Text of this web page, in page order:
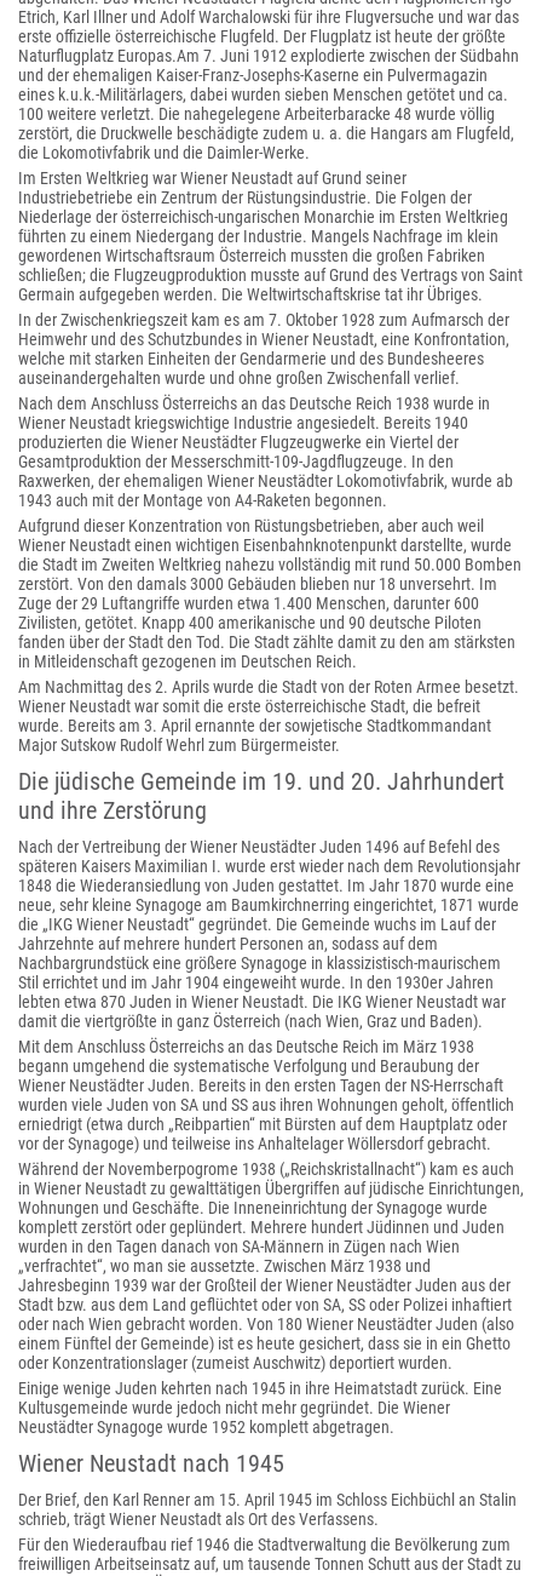
Etrich, Karl Illner und Adolf Warchalowski für ihre Flugversuche und war das
erste offizielle österreichische Flugfeld. Der Flugplatz ist heute der größte
Naturflugplatz Europas.Am 7. Juni 1912 explodierte zwischen der Südbahn
und der ehemaligen Kaiser-Franz-Josephs-Kaserne ein Pulvermagazin
eines k.u.k.-Militärlagers, dabei wurden sieben Menschen getötet und ca.
100 weitere verletzt. Die nahegelegene Arbeiterbaracke 48 wurde völlig
zerstört, die Druckwelle beschädigte zudem u. a. die Hangars am Flugfeld,
die Lokomotivfabrik und die Daimler-Werke.
Im Ersten Weltkrieg war Wiener Neustadt auf Grund seiner
Industriebetriebe ein Zentrum der Rüstungsindustrie. Die Folgen der
Niederlage der österreichisch-ungarischen Monarchie im Ersten Weltkrieg
führten zu einem Niedergang der Industrie. Mangels Nachfrage im klein
gewordenen Wirtschaftsraum Österreich mussten die großen Fabriken
schließen; die Flugzeugproduktion musste auf Grund des Vertrags von Saint
Germain aufgegeben werden. Die Weltwirtschaftskrise tat ihr Übriges.
In der Zwischenkriegszeit kam es am 7. Oktober 1928 zum Aufmarsch der
Heimwehr und des Schutzbundes in Wiener Neustadt, eine Konfrontation,
welche mit starken Einheiten der Gendarmerie und des Bundesheeres
auseinandergehalten wurde und ohne großen Zwischenfall verlief.
Nach dem Anschluss Österreichs an das Deutsche Reich 1938 wurde in
Wiener Neustadt kriegswichtige Industrie angesiedelt. Bereits 1940
produzierten die Wiener Neustädter Flugzeugwerke ein Viertel der
Gesamtproduktion der Messerschmitt-109-Jagdflugzeuge. In den
Raxwerken, der ehemaligen Wiener Neustädter Lokomotivfabrik, wurde ab
1943 auch mit der Montage von A4-Raketen begonnen.
Aufgrund dieser Konzentration von Rüstungsbetrieben, aber auch weil
Wiener Neustadt einen wichtigen Eisenbahnknotenpunkt darstellte, wurde
die Stadt im Zweiten Weltkrieg nahezu vollständig mit rund 50.000 Bomben
zerstört. Von den damals 3000 Gebäuden blieben nur 18 unversehrt. Im
Zuge der 29 Luftangriffe wurden etwa 1.400 Menschen, darunter 600
Zivilisten, getötet. Knapp 400 amerikanische und 90 deutsche Piloten
fanden über der Stadt den Tod. Die Stadt zählte damit zu den am stärksten
in Mitleidenschaft gezogenen im Deutschen Reich.
Am Nachmittag des 2. Aprils wurde die Stadt von der Roten Armee besetzt.
Wiener Neustadt war somit die erste österreichische Stadt, die befreit
wurde. Bereits am 3. April ernannte der sowjetische Stadtkommandant
Major Sutskow Rudolf Wehrl zum Bürgermeister.
Die jüdische Gemeinde im 19. und 20. Jahrhundert
und ihre Zerstörung
Nach der Vertreibung der Wiener Neustädter Juden 1496 auf Befehl des
späteren Kaisers Maximilian I. wurde erst wieder nach dem Revolutionsjahr
1848 die Wiederansiedlung von Juden gestattet. Im Jahr 1870 wurde eine
neue, sehr kleine Synagoge am Baumkirchnerring eingerichtet, 1871 wurde
die „IKG Wiener Neustadt“ gegründet. Die Gemeinde wuchs im Lauf der
Jahrzehnte auf mehrere hundert Personen an, sodass auf dem
Nachbargrundstück eine größere Synagoge in klassizistisch-maurischem
Stil errichtet und im Jahr 1904 eingeweiht wurde. In den 1930er Jahren
lebten etwa 870 Juden in Wiener Neustadt. Die IKG Wiener Neustadt war
damit die viertgrößte in ganz Österreich (nach Wien, Graz und Baden).
Mit dem Anschluss Österreichs an das Deutsche Reich im März 1938
begann umgehend die systematische Verfolgung und Beraubung der
Wiener Neustädter Juden. Bereits in den ersten Tagen der NS-Herrschaft
wurden viele Juden von SA und SS aus ihren Wohnungen geholt, öffentlich
erniedrigt (etwa durch „Reibpartien“ mit Bürsten auf dem Hauptplatz oder
vor der Synagoge) und teilweise ins Anhaltelager Wöllersdorf gebracht.
Während der Novemberpogrome 1938 („Reichskristallnacht“) kam es auch
in Wiener Neustadt zu gewalttätigen Übergriffen auf jüdische Einrichtungen,
Wohnungen und Geschäfte. Die Inneneinrichtung der Synagoge wurde
komplett zerstört oder geplündert. Mehrere hundert Jüdinnen und Juden
wurden in den Tagen danach von SA-Männern in Zügen nach Wien
„verfrachtet“, wo man sie aussetzte. Zwischen März 1938 und
Jahresbeginn 1939 war der Großteil der Wiener Neustädter Juden aus der
Stadt bzw. aus dem Land geflüchtet oder von SA, SS oder Polizei inhaftiert
oder nach Wien gebracht worden. Von 180 Wiener Neustädter Juden (also
einem Fünftel der Gemeinde) ist es heute gesichert, dass sie in ein Ghetto
oder Konzentrationslager (zumeist Auschwitz) deportiert wurden.
Einige wenige Juden kehrten nach 1945 in ihre Heimatstadt zurück. Eine
Kultusgemeinde wurde jedoch nicht mehr gegründet. Die Wiener
Neustädter Synagoge wurde 1952 komplett abgetragen.
Wiener Neustadt nach 1945
Der Brief, den Karl Renner am 15. April 1945 im Schloss Eichbüchl an Stalin
schrieb, trägt Wiener Neustadt als Ort des Verfassens.
Für den Wiederaufbau rief 1946 die Stadtverwaltung die Bevölkerung zum
freiwilligen Arbeitseinsatz auf, um tausende Tonnen Schutt aus der Stadt zu